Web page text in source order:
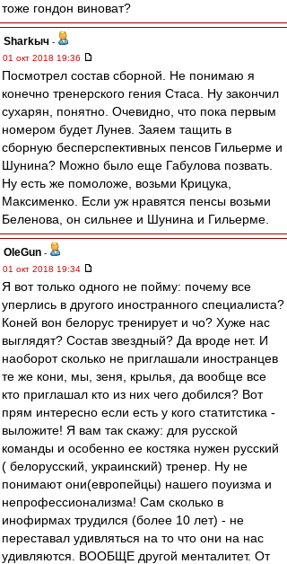
тоже гондон виноват?
Sharkыч -
01 окт 2018 19:36
Посмотрел состав сборной. Не понимаю я
конечно тренерского гения Стаса. Ну закончил
сухарян, понятно. Очевидно, что пока первым
номером будет Лунев. Заяем тащить в
сборную бесперспективных пенсов Гильерме и
Шунина? Можно было еще Габулова позвать.
Ну есть же помоложе, возьми Крицука,
Максименко. Если уж нравятся пенсы возьми
Беленова, он сильнее и Шунина и Гильерме.
OleGun -
01 окт 2018 19:34
Я вот только одного не пойму: почему все
уперлись в другого иностранного специалиста?
Коней вон белорус тренирует и чо? Хуже нас
выглядят? Состав звездный? Да вроде нет. И
наоборот сколько не приглашали иностранцев
те же кони, мы, зеня, крылья, да вообще все
кто приглашал кто из них чего добился? Вот
прям интересно если есть у кого статитстика -
выложите! Я вам так скажу: для русской
команды и особенно ее костяка нужен русский
( белорусский, украинский) тренер. Ну не
понимают они(европейцы) нашего поуизма и
непрофессионализма! Сам сколько в
инофирмах трудился (более 10 лет) - не
переставал удивляться на то что они на нас
удивляются. ВООБЩЕ другой менталитет. От